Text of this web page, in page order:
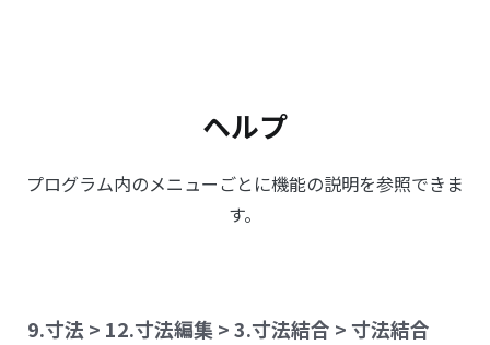
ヘルプ
プログラム内のメニューごとに機能の説明を参照できま
す。
9.寸法 > 12.寸法編集 > 3.寸法結合 > 寸法結合